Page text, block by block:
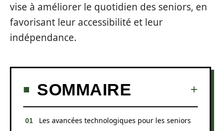
vise à améliorer le quotidien des seniors, en
favorisant leur accessibilité et leur
indépendance.
SOMMAIRE
Les avancées technologiques pour les seniors